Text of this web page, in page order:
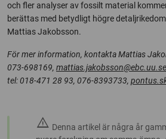
och fler analyser av fossilt material
berättas med betydligt högre
Mattias Jakobsson.
För mer information, kontakta Mattias
073-698169, mattias.jakobsson@ebc.uu.se
tel: 018-471 28 93, 076-8393733,
warning Denna artikel är några år